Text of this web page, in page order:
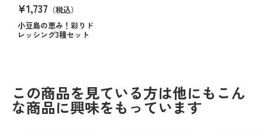
¥1,737 （税込）
小豆島の恵み！彩りド
レッシング3種セット
この商品を見ている方は他にもこん
な商品に興味をもっています